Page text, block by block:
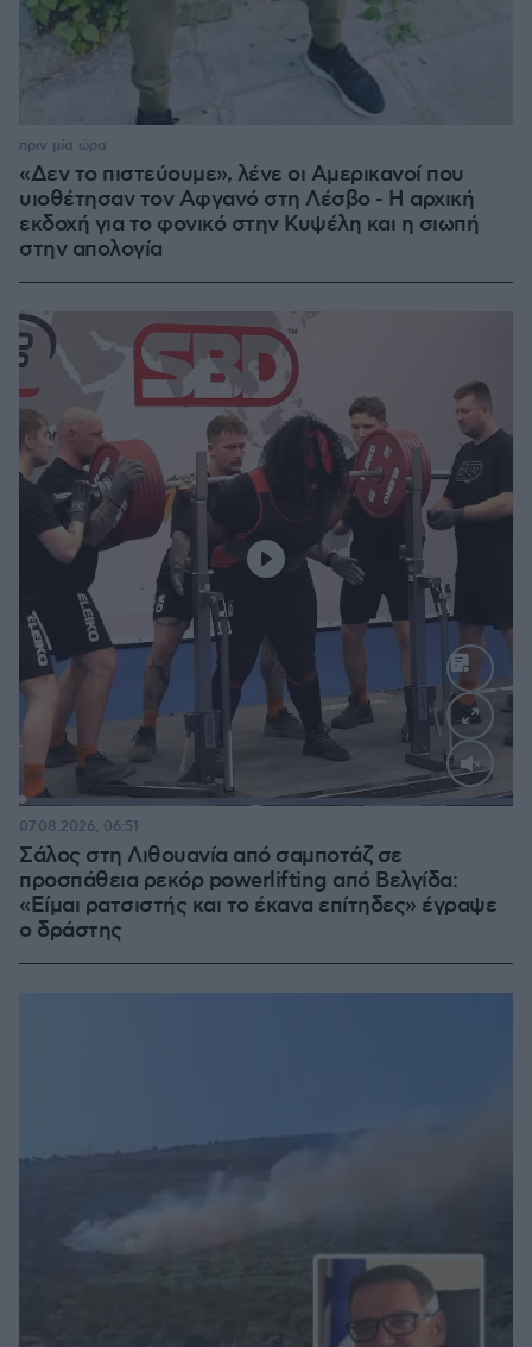
«Δεν το πιστεύουμε», λένε οι Αμερικανοί που
υιοθέτησαν τον Αφγανό στη Λέσβο - Η αρχική
εκδοχή για το φονικό στην Κυψέλη και η σιωπή
στην απολογία
πριν μία ώρα
Loaded:
Σάλος στη Λιθουανία από σαμποτάζ σε
προσπάθεια ρεκόρ powerlifting από Βελγίδα:
«Είμαι ρατσιστής και το έκανα επίτηδες» έγραψε
ο δράστης
07.08.2026, 06:51